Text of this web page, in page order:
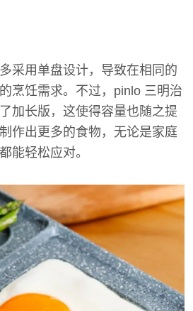
采用单盘设计，导致在相同的
烹饪需求。不过，pinlo 三明治
加长版，这使得容量也随之提
作出更多的食物，无论是家庭
能轻松应对。